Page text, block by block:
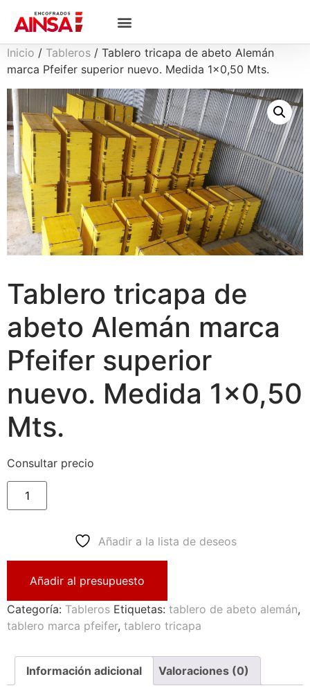
Inicio / Tableros / Tablero tricapa de abeto Alemán
marca Pfeifer superior nuevo. Medida 1×0,50 Mts.
Tablero tricapa de
abeto Alemán marca
Pfeifer superior
nuevo. Medida 1×0,50
Mts.
Consultar precio
Añadir a la lista de deseos
Añadir al presupuesto
Categoría: Tableros Etiquetas: tablero de abeto alemán,
tablero marca pfeifer, tablero tricapa
Información adicional Valoraciones (0)